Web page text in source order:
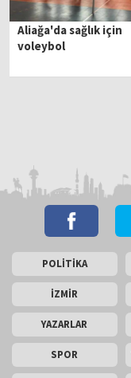
Aliağa'da sağlık için
voleybol
POLİTİKA
İZMİR
YAZARLAR
SPOR